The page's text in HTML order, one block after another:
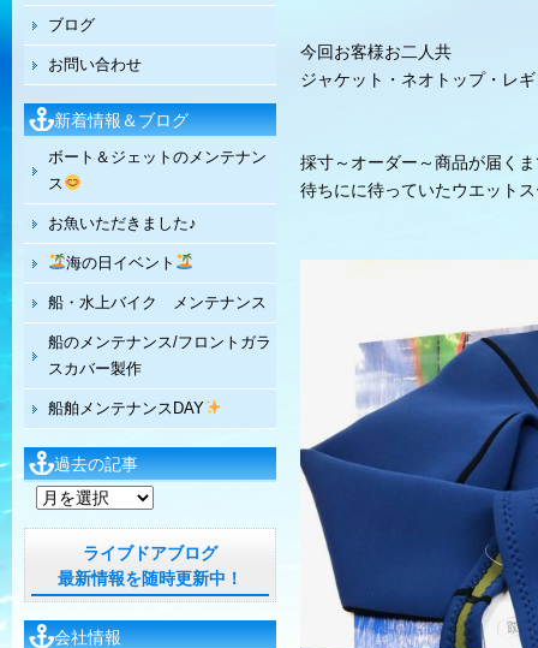
今回お客様お二人共
ジャケット・ネオトップ・レ
採寸～オーダー～商品が届く
待ちにに待っていたウエット
ブログ
お問い合わせ
新着情報＆ブログ
ボート＆ジェットのメンテナン
ス
お魚いただきました♪
海の日イベント
船・水上バイク メンテナンス
船のメンテナンス/フロントガラ
スカバー製作
船舶メンテナンスDAY
過去の記事
の
記
事
ライブドアブログ
最新情報を随時更新中！
会社情報